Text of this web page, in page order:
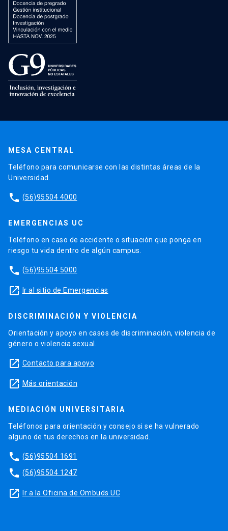
MESA CENTRAL
Teléfono para comunicarse con las distintas áreas de la
Universidad.
phone (56)95504 4000
EMERGENCIAS UC
Teléfono en caso de accidente o situación que ponga en
riesgo tu vida dentro de algún campus.
phone (56)95504 5000
launch Ir al sitio de Emergencias
DISCRIMINACIÓN Y VIOLENCIA
Orientación y apoyo en casos de discriminación, violencia de
género o violencia sexual.
launch Contacto para apoyo
launch Más orientación
MEDIACIÓN UNIVERSITARIA
Teléfonos para orientación y consejo si se ha vulnerado
alguno de tus derechos en la universidad.
phone (56)95504 1691
phone (56)95504 1247
launch Ir a la Oficina de Ombuds UC